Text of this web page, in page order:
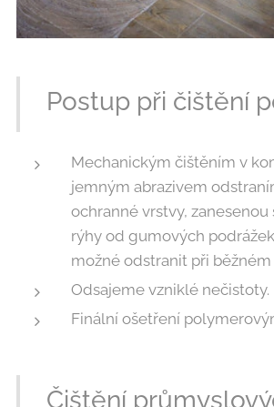
Postup při čištění
Mechanickým čištěním v
jemným abrazivem
ochranné vrstvy, zanesenou
rýhy od gumových
možné odstranit při
Odsajeme vzniklé nečistoty.
Finální ošetření
Čištění